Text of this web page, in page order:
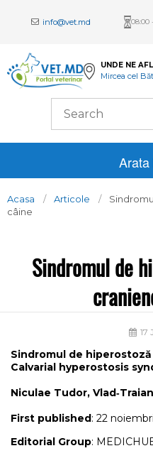
info@vet.md 08:00
UNDE NE
Mircea cel
Arata
Acasa Articole
câine
Sindromul de
17
Sindromul de
Calvarial hyperostosis
Niculae Tudor,
First published: 22
Editorial Group: